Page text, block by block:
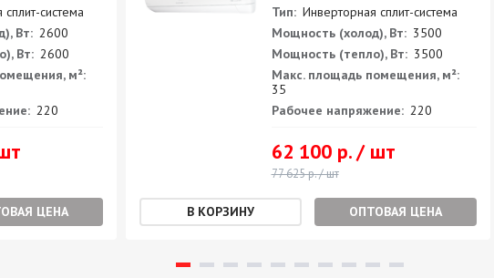
система
Вт: 2600
Вт: 2600
м²:
220
ЦЕНА
Тип: Инверторная сплит-система
Мощность (холод), Вт: 3500
Мощность (тепло), Вт: 3500
Макс. площадь помещения, м²:
35
Рабочее напряжение: 220
62 100 р. / шт
77 625 р. / шт
ОПТОВАЯ ЦЕНА